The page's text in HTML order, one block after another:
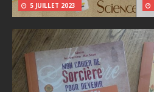
5 JUILLET 2023